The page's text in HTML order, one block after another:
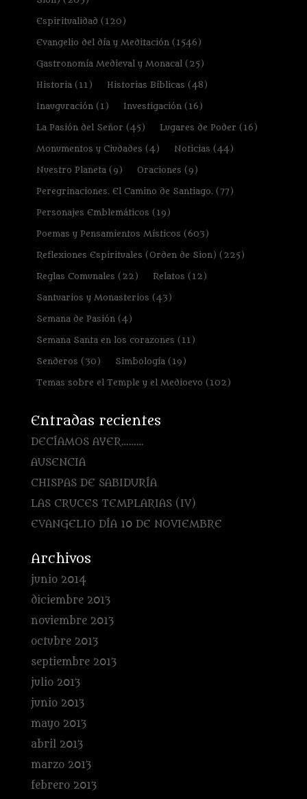
Espiritualidad (120)
Evangelio del día y Meditación (1546)
Gastronomía Medieval y Monacal (25)
Historia (11) Historias Bíblicas (48)
Inauguración (1) Investigación (16)
La Pasión del Señor (45) Lugares de Poder (16)
Monumentos y Ciudades (4) Noticias (44)
Nuestro Planeta (9) Oraciones (9)
Peregrinaciones. El Camino de Santiago. (77)
Personajes Emblemáticos (19)
Poemas y Pensamientos Místicos (603)
Reflexiones Espirituales (Orden de Sion) (225)
Reglas Comunales (22) Relatos (12)
Santuarios y Monasterios (43)
Semana de Pasión (4)
Semana Santa en los corazones (11)
Senderos (30) Simbología (19)
Temas sobre el Temple y el Medioevo (102)
Entradas recientes
DECÍAMOS AYER………
AUSENCIA
CHISPAS DE SABIDURÍA
LAS CRUCES TEMPLARIAS (IV)
EVANGELIO DÍA 10 DE NOVIEMBRE
Archivos
junio 2014
diciembre 2013
noviembre 2013
octubre 2013
septiembre 2013
julio 2013
junio 2013
mayo 2013
abril 2013
marzo 2013
febrero 2013